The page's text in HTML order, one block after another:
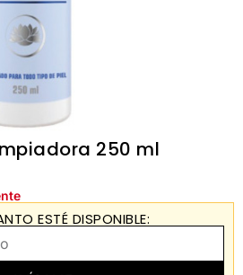
250 ml
ESTÉ DISPONIBLE: